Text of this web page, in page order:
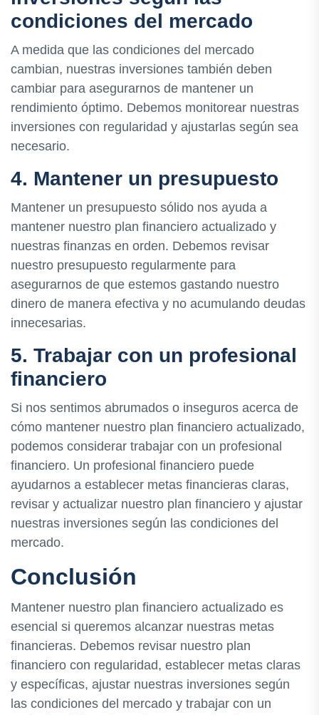
condiciones del mercado
A medida que las condiciones del mercado
cambian, nuestras inversiones también deben
cambiar para asegurarnos de mantener un
rendimiento óptimo. Debemos monitorear nuestras
inversiones con regularidad y ajustarlas según sea
necesario.
4. Mantener un presupuesto
Mantener un presupuesto sólido nos ayuda a
mantener nuestro plan financiero actualizado y
nuestras finanzas en orden. Debemos revisar
nuestro presupuesto regularmente para
asegurarnos de que estemos gastando nuestro
dinero de manera efectiva y no acumulando deudas
innecesarias.
5. Trabajar con un profesional
financiero
Si nos sentimos abrumados o inseguros acerca de
cómo mantener nuestro plan financiero actualizado,
podemos considerar trabajar con un profesional
financiero. Un profesional financiero puede
ayudarnos a establecer metas financieras claras,
revisar y actualizar nuestro plan financiero y ajustar
nuestras inversiones según las condiciones del
mercado.
Conclusión
Mantener nuestro plan financiero actualizado es
esencial si queremos alcanzar nuestras metas
financieras. Debemos revisar nuestro plan
financiero con regularidad, establecer metas claras
y específicas, ajustar nuestras inversiones según
las condiciones del mercado y trabajar con un